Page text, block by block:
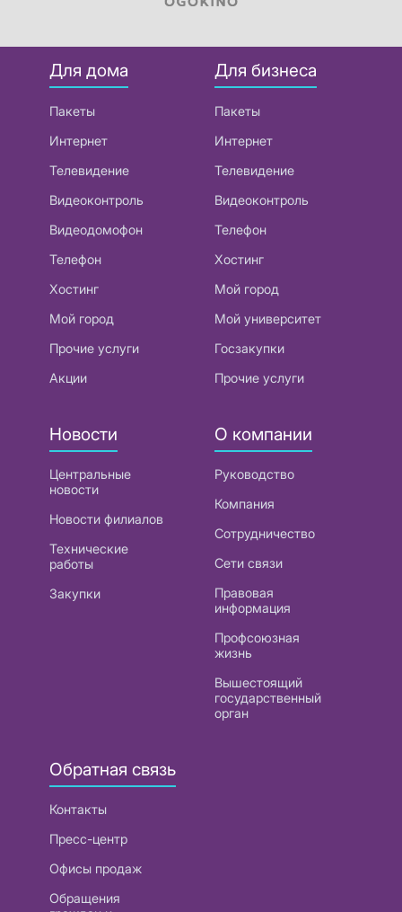
Для дома
Пакеты
Интернет
Телевидение
Видеоконтроль
Видеодомофон
Телефон
Хостинг
Мой город
Прочие услуги
Акции
Для бизнеса
Пакеты
Интернет
Телевидение
Видеоконтроль
Телефон
Хостинг
Мой город
Мой университет
Госзакупки
Прочие услуги
Новости
Центральные
новости
Новости филиалов
Технические
работы
Закупки
О компании
Руководство
Компания
Сотрудничество
Сети связи
Правовая
информация
Профсоюзная
жизнь
Вышестоящий
государственный
орган
Обратная связь
Контакты
Пресс-центр
Офисы продаж
Обращения